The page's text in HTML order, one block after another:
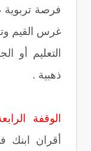
فرصة تربوية
غرس القيم
التعليم أو
ذهبية .
الوقفة
أقران